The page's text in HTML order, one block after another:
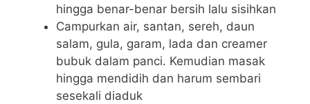
hingga benar-benar bersih lalu sisihkan
Campurkan air, santan, sereh, daun
salam, gula, garam, lada dan creamer
bubuk dalam panci. Kemudian masak
hingga mendidih dan harum sembari
sesekali diaduk